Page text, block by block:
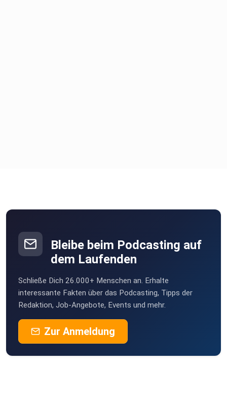
Bleibe beim Podcasting auf
dem Laufenden
Schließe Dich 26.000+ Menschen an. Erhalte
interessante Fakten über das Podcasting, Tipps der
Redaktion, Job-Angebote, Events und mehr.
Zur Anmeldung